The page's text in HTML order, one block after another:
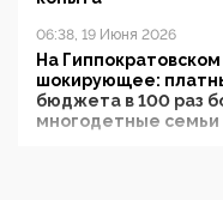
06:38, 19 Июня 2026
На
шокирующее:
бюджета в 100 раз
многодетные семьи